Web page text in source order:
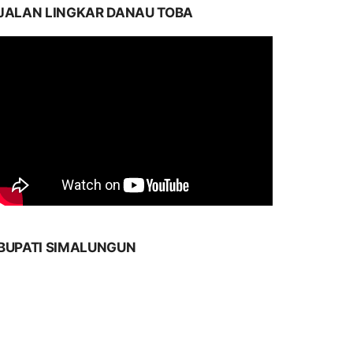
LINGKAR DANAU TOBA
SIMALUNGUN